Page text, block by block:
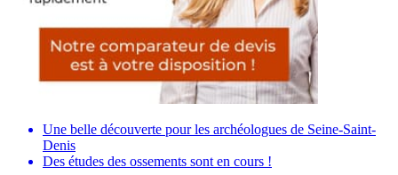
Une belle découverte pour les archéologues de Seine-Saint-
Denis
Des études des ossements sont en cours !